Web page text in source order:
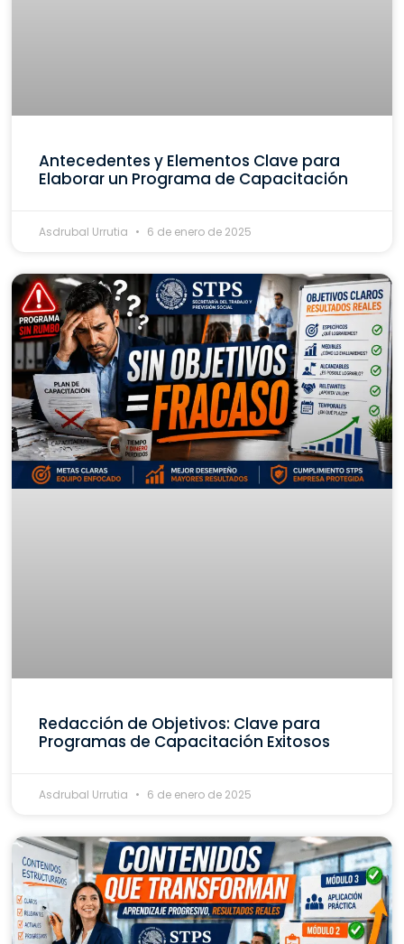
Antecedentes y Elementos Clave para
Elaborar un Programa de Capacitación
Asdrubal Urrutia 6 de enero de 2025
Redacción de Objetivos: Clave para
Programas de Capacitación Exitosos
Asdrubal Urrutia 6 de enero de 2025